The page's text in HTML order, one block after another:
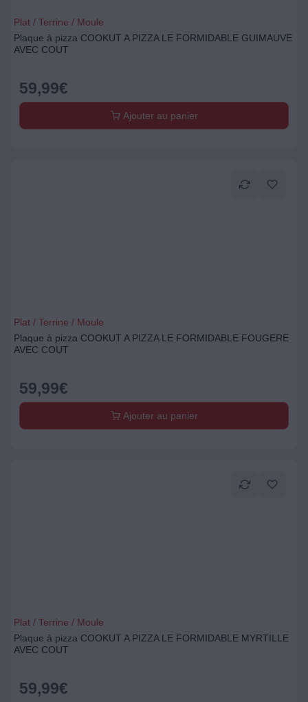
Plat / Terrine / Moule
Plaque à pizza COOKUT A PIZZA LE FORMIDABLE GUIMAUVE
AVEC COUT
59,99€
Ajouter au panier
Plat / Terrine / Moule
Plaque à pizza COOKUT A PIZZA LE FORMIDABLE FOUGERE
AVEC COUT
59,99€
Ajouter au panier
Plat / Terrine / Moule
Plaque à pizza COOKUT A PIZZA LE FORMIDABLE MYRTILLE
AVEC COUT
59,99€